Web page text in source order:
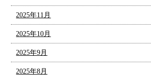
2025年11月
2025年10月
2025年9月
2025年8月